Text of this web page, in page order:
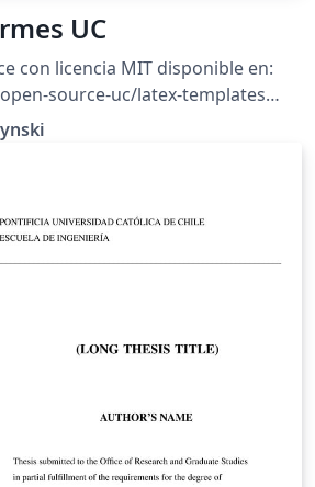
UC
con licencia MIT disponible en:
source-uc/latex-templates
de forma minimalista y
de laboratorios y demás.
Importante: Compilar en